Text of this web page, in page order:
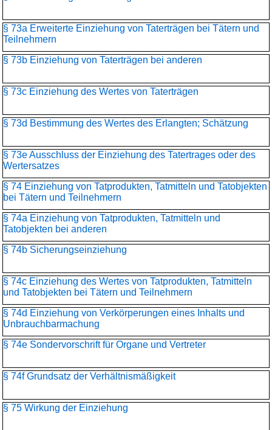
§ 73a Erweiterte Einziehung von Taterträgen bei Tätern und
Teilnehmern
§ 73b Einziehung von Taterträgen bei anderen
§ 73c Einziehung des Wertes von Taterträgen
§ 73d Bestimmung des Wertes des Erlangten; Schätzung
§ 73e Ausschluss der Einziehung des Tatertrages oder des
Wertersatzes
§ 74 Einziehung von Tatprodukten, Tatmitteln und Tatobjekten
bei Tätern und Teilnehmern
§ 74a Einziehung von Tatprodukten, Tatmitteln und
Tatobjekten bei anderen
§ 74b Sicherungseinziehung
§ 74c Einziehung des Wertes von Tatprodukten, Tatmitteln
und Tatobjekten bei Tätern und Teilnehmern
§ 74d Einziehung von Verkörperungen eines Inhalts und
Unbrauchbarmachung
§ 74e Sondervorschrift für Organe und Vertreter
§ 74f Grundsatz der Verhältnismäßigkeit
§ 75 Wirkung der Einziehung